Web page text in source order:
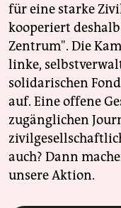
für eine starke
kooperiert
Zentrum". Die
linke,
solidarischen
auf. Eine offene
zugänglichen
auch? Dann
unsere Aktion.